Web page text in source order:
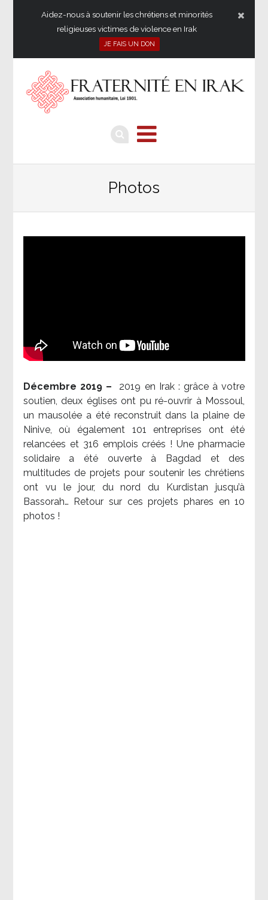
Aidez-nous à soutenir les chrétiens et minorités
religieuses victimes de violence en Irak
JE FAIS UN DON
Photos
Décembre 2019 – 2019 en Irak : grâce à votre
soutien, deux églises ont pu ré-ouvrir à Mossoul,
un mausolée a été reconstruit dans la plaine de
Ninive, où également 101 entreprises ont été
relancées et 316 emplois créés ! Une pharmacie
solidaire a été ouverte à Bagdad et des
multitudes de projets pour soutenir les chrétiens
ont vu le jour, du nord du Kurdistan jusqu’à
Bassorah… Retour sur ces projets phares en 10
photos !